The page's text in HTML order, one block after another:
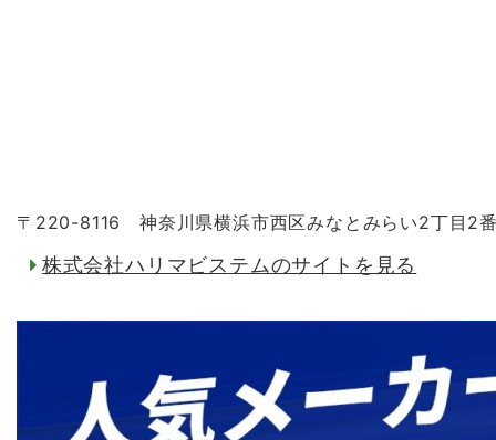
〒220-8116 神奈川県横浜市西区みなとみらい2丁目2
株式会社ハリマビステムのサイトを見る